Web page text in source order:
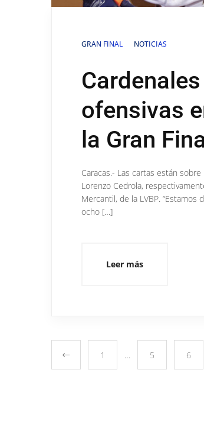
GRAN FINAL NOTICIAS
ofensivas
la Gran
Caracas.- Las cartas están
Lorenzo Cedrola,
Mercantil, de la LVBP.
ocho […]
Leer más
1 … 5 6